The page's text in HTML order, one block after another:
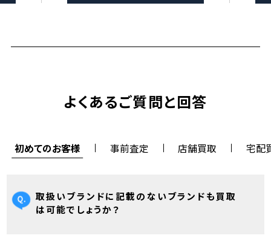
よくあるご質問と回答
初めてのお客様 事前査定 店舗買取 宅配
取扱いブランドに記載のないブランドも買取
は可能でしょうか？